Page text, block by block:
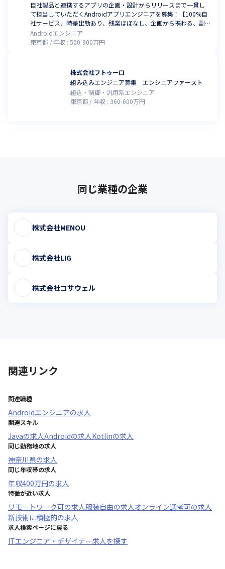
自社製品と連携するアプリの企画・設計からリリースまで一貫し
て担当していただくAndroidアプリエンジニアを募集！【100%自
社サービス、時差出勤あり、残業ほぼなし、企画から携わる、副
業可(規定あり)、自社内勤務(渋谷)】
Androidエンジニア
東京都
年収 :500-900万円
株式会社フトゥーロ
組み込みエンジニア募集 エンジニアファースト
組込・制御・汎用系エンジニア
東京都
年収 : 360-600万円
同じ業種の企業
株式会社MENOU
株式会社LIG
株式会社コサウェル
関連リンク
関連職種
Androidエンジニアの求人
関連スキル
Javaの求人Androidの求人Kotlinの求人
同じ勤務地の求人
神奈川県の求人
同じ年収帯の求人
年収400万円の求人
特徴が近い求人
リモートワーク可の求人服装自由の求人オンライン選考可の求人
新技術に積極的の求人
求人検索ページに戻る
ITエンジニア・デザイナー求人を探す